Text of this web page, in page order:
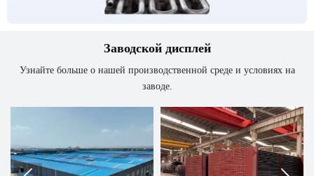
Заводской дисплей
Узнайте больше о нашей производственной среде и условиях на
заводе.